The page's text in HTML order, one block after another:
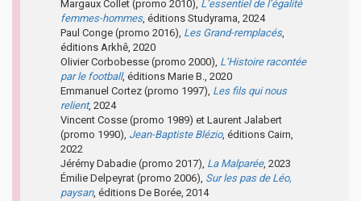
Margaux Collet (promo 2010), L’essentiel de l’égalité
femmes-hommes, éditions Studyrama, 2024
Paul Conge (promo 2016), Les Grand-remplacés,
éditions Arkhê, 2020
Olivier Corbobesse (promo 2000), L’Histoire racontée
par le football, éditions Marie B., 2020
Emmanuel Cortez (promo 1997), Les fils qui nous
relient, 2024
Vincent Cosse (promo 1989) et Laurent Jalabert
(promo 1990), Jean-Baptiste Blézio, éditions Cairn,
2022
Jérémy Dabadie (promo 2017), La Malparée, 2023
Émilie Delpeyrat (promo 2006), Sur les pas de Léo,
paysan, éditions De Borée, 2014